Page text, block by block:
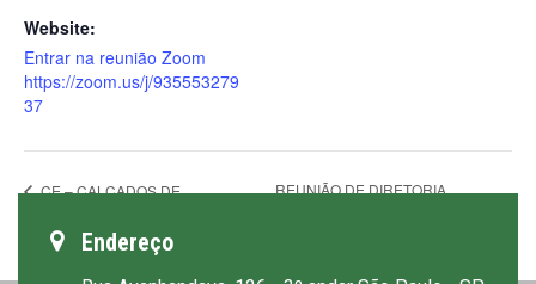
Website:
Entrar na reunião Zoom
https://zoom.us/j/935553279
37
CE – CALÇADOS DE
REUNIÃO DE DIRETORIA
Endereço